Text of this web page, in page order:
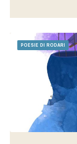
POESIE DI RODARI